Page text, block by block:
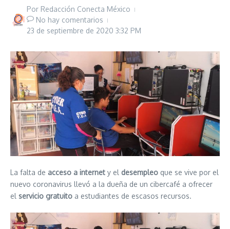
Por Redacción Conecta México
No hay comentarios
23 de septiembre de 2020 3:32 PM
La falta de acceso a internet y el desempleo que se vive por el
nuevo coronavirus llevó a la dueña de un cibercafé a ofrecer
el servicio gratuito a estudiantes de escasos recursos.